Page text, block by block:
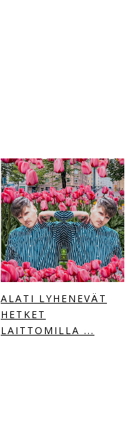
ALATI LYHENEVÄT
HETKET
LAITTOMILLA ...